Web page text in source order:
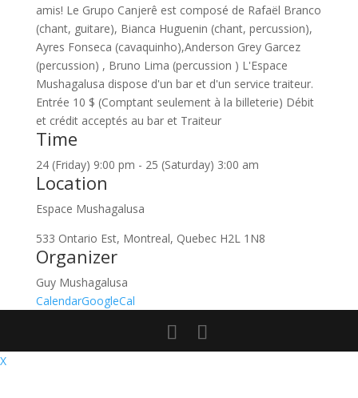
amis! Le Grupo Canjerê est composé de Rafaël Branco
(chant, guitare), Bianca Huguenin (chant, percussion),
Ayres Fonseca (cavaquinho),Anderson Grey Garcez
(percussion) , Bruno Lima (percussion ) L'Espace
Mushagalusa dispose d'un bar et d'un service traiteur.
Entrée 10 $ (Comptant seulement à la billeterie) Débit
et crédit acceptés au bar et Traiteur
Time
24 (Friday) 9:00 pm - 25 (Saturday) 3:00 am
Location
Espace Mushagalusa
533 Ontario Est, Montreal, Quebec H2L 1N8
Organizer
Guy Mushagalusa
CalendarGoogleCal
X